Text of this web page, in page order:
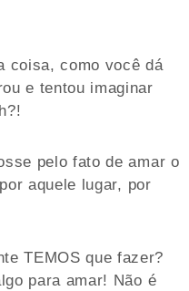
coisa, como você dá
e tentou imaginar
pelo fato de amar o
aquele lugar, por
TEMOS que fazer?
para amar! Não é